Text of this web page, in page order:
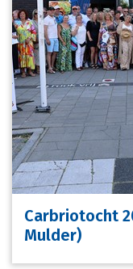
Carbriotocht
Mulder)